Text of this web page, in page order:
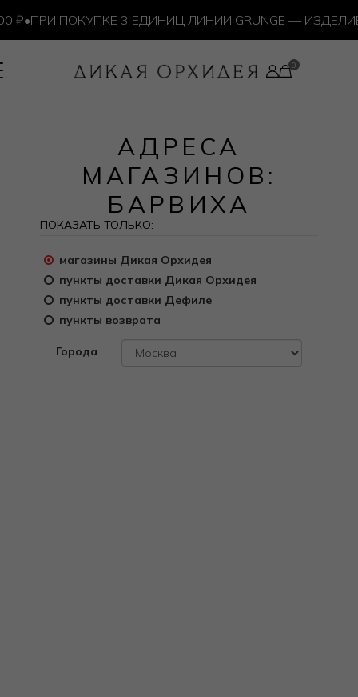
• ПРИ ПОКУПКЕ 3 ЕДИНИЦ ЛИНИИ GRUNGE —
АДРЕСА
МАГАЗИНОВ:
БАРВИХА
ПОКАЗАТЬ ТОЛЬКО:
магазины Дикая Орхидея
пункты доставки Дикая Орхидея
пункты доставки Дефиле
пункты возврата
Города